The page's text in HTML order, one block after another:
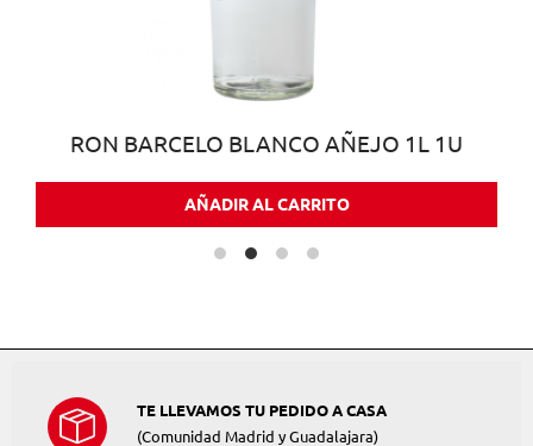
RON BARCELO BLANCO AÑEJO 1L 1U
AÑADIR AL CARRITO
TE LLEVAMOS TU PEDIDO A CASA
(Comunidad Madrid y Guadalajara)